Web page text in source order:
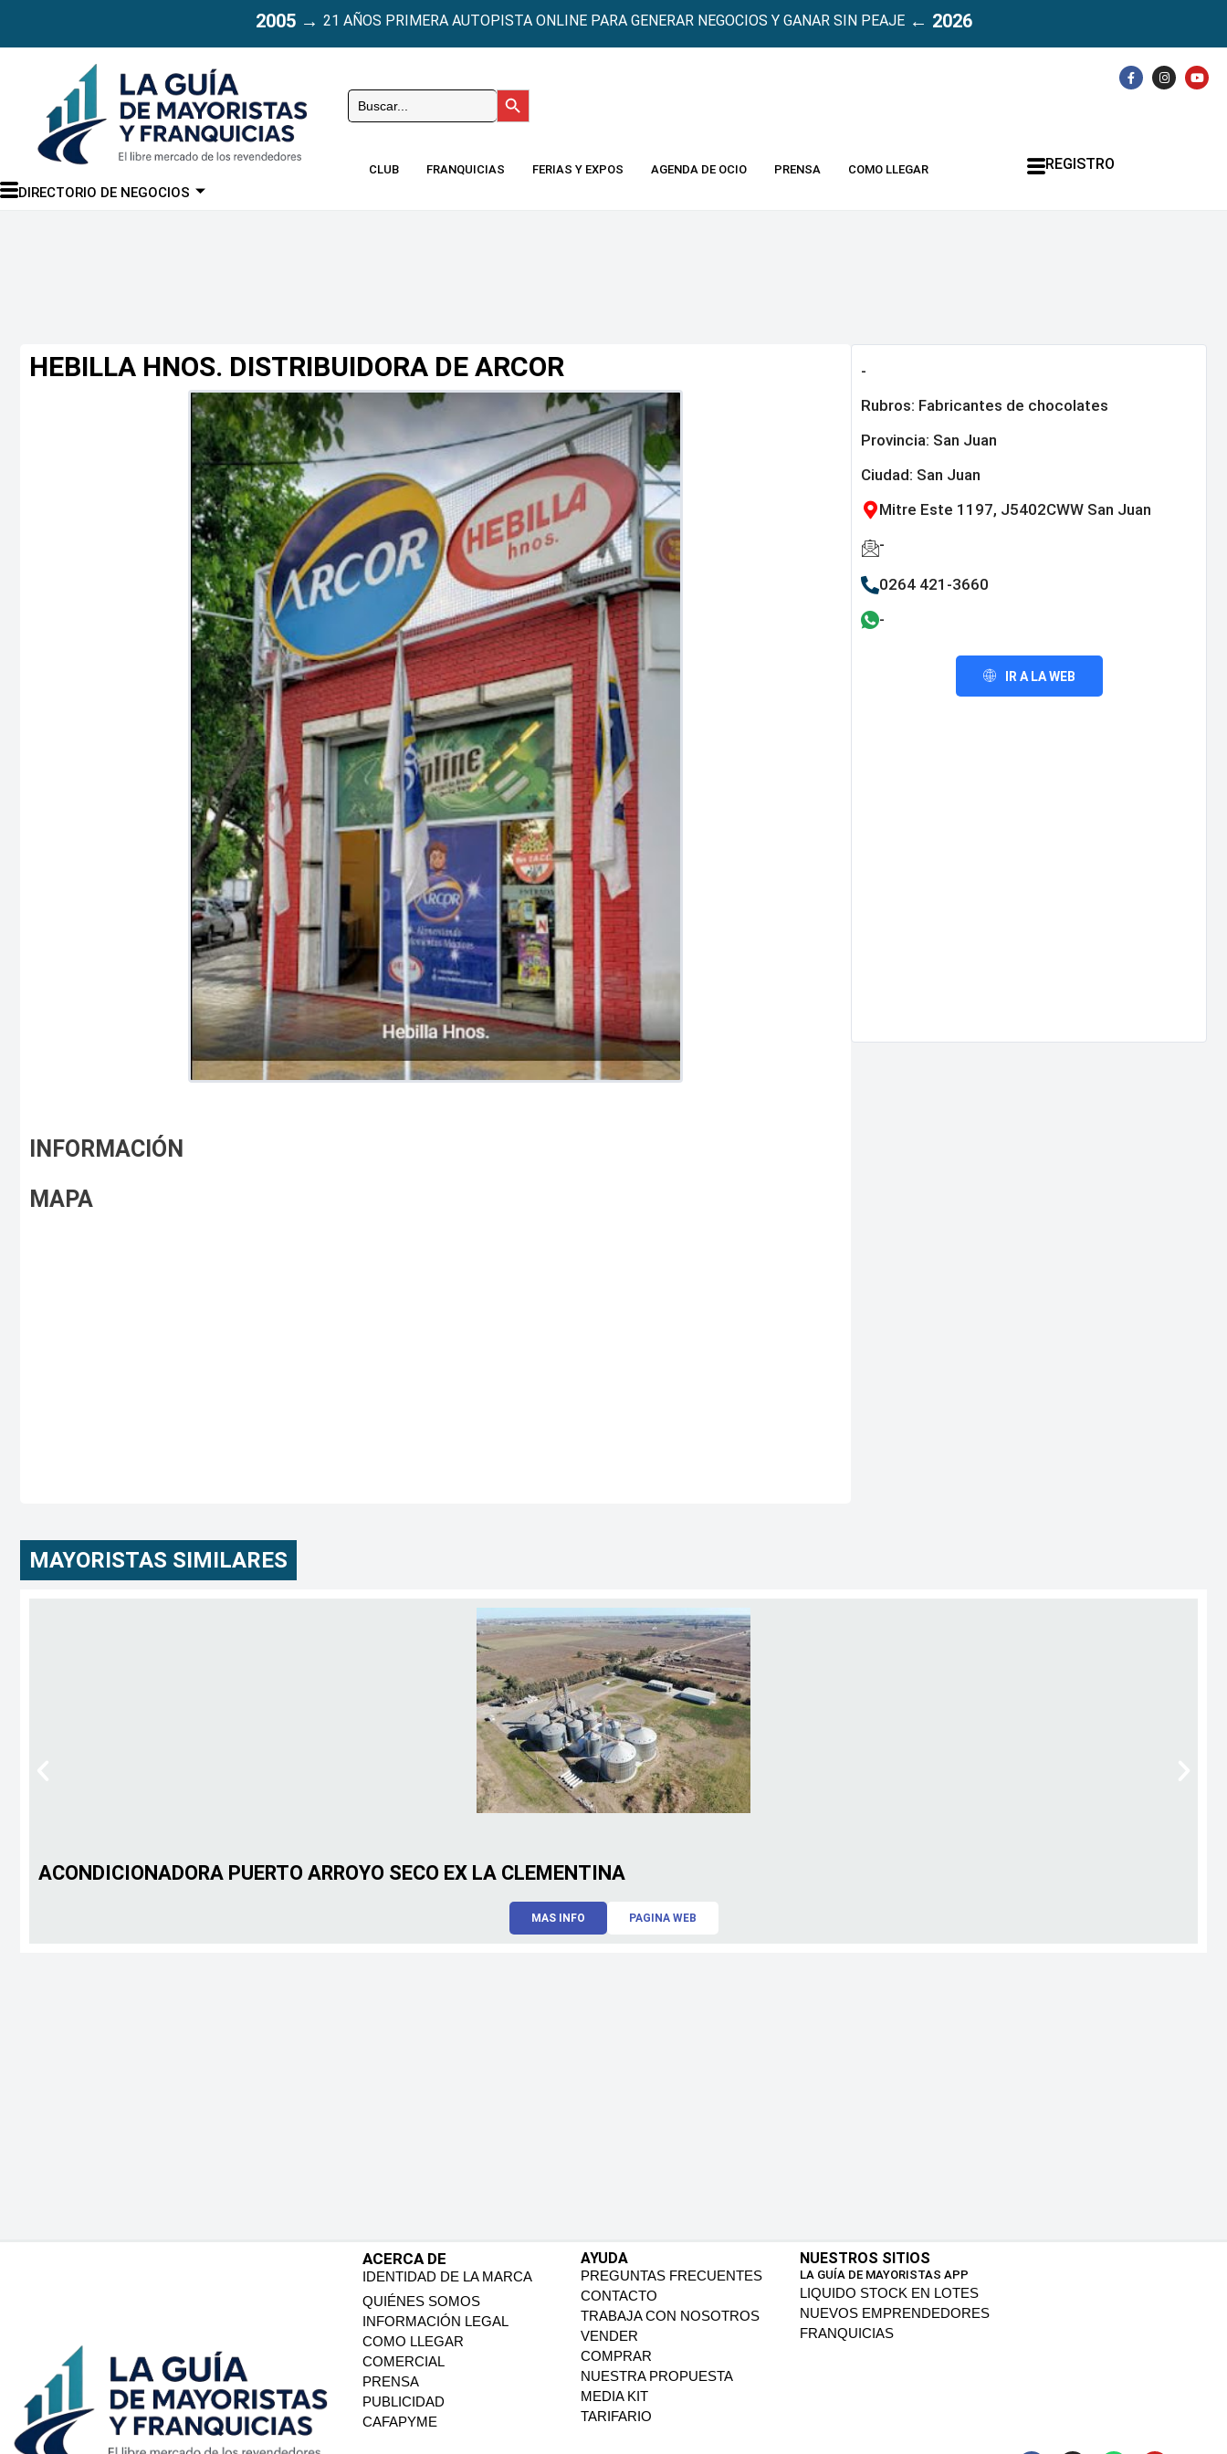
2005→ 21 AÑOS PRIMERA AUTOPISTA ONLINE PARA GENERAR NEGOCIOS Y GANAR SIN PEAJE← 2026
DIRECTORIO DE NEGOCIOS
Buscar: Botón de búsqueda
CLUB FRANQUICIAS FERIAS Y EXPOS AGENDA DE OCIO PRENSA COMO LLEGAR REGISTRO
HEBILLA HNOS. DISTRIBUIDORA DE ARCOR
INFORMACIÓN
MAPA
-
Rubros: Fabricantes de chocolates
Provincia: San Juan
Ciudad: San Juan
Mitre Este 1197, J5402CWW San Juan
-
0264 421-3660
-
IR A LA WEB
MAYORISTAS SIMILARES
ACONDICIONADORA PUERTO ARROYO SECO EX LA CLEMENTINA
MAS INFO PAGINA WEB
ACERCA DE
IDENTIDAD DE LA MARCA
QUIÉNES SOMOS
INFORMACIÓN LEGAL
COMO LLEGAR
COMERCIAL
PRENSA
PUBLICIDAD
CAFAPYME
AYUDA
PREGUNTAS FRECUENTES
CONTACTO
TRABAJA CON NOSOTROS
VENDER
COMPRAR
NUESTRA PROPUESTA
MEDIA KIT
TARIFARIO
NUESTROS SITIOS
LA GUÍA DE MAYORISTAS APP
LIQUIDO STOCK EN LOTES
NUEVOS EMPRENDEDORES
FRANQUICIAS